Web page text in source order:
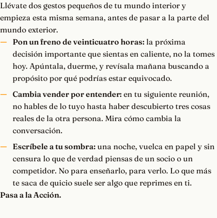
Llévate dos gestos pequeños de tu mundo interior y
empieza esta misma semana, antes de pasar a la parte del
mundo exterior.
Pon un freno de veinticuatro horas:la próxima
decisión importante que sientas en caliente, no la tomes
hoy. Apúntala, duerme, y revísala mañana buscando a
propósito por qué podrías estar equivocado.
Cambia vender por entender:en tu siguiente reunión,
no hables de lo tuyo hasta haber descubierto tres cosas
reales de la otra persona. Mira cómo cambia la
conversación.
Escríbele a tu sombra:una noche, vuelca en papel y sin
censura lo que de verdad piensas de un socio o un
competidor. No para enseñarlo, para verlo. Lo que más
te saca de quicio suele ser algo que reprimes en ti.
Pasa a la Acción.